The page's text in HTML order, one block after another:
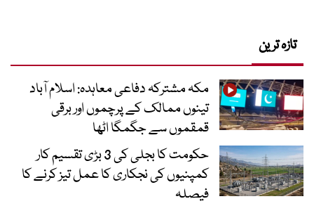
تازہ ترین
مکہ مشترکہ دفاعی معاہدہ: اسلام آباد
تینوں ممالک کے پرچموں اور برقی
قمقموں سے جگمگا اٹھا
حکومت کا بجلی کی 3 بڑی تقسیم کار
کمپنیوں کی نجکاری کا عمل تیز کرنے کا
فیصلہ